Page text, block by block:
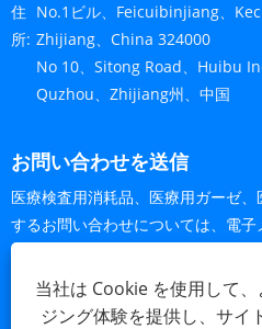
住
所:
No.1ビル、Feicuibinjiang、
Zhijiang、China 324000
No 10、Sitong Road、Huibu
Quzhou、Zhijiang州、中国
お問い合わせを送信
医療検査用消耗品、医療用ガーゼ
するお問い合わせについては、電
ければ 24 時間以内にご連絡させて
今すぐお問い合わせ
当社は Cookie を使用して
ジング体験を提供し、サイ